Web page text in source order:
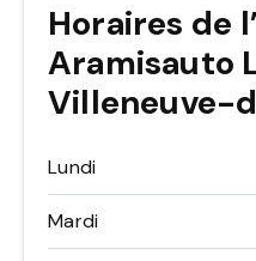
Horaires de
Aramisauto
Villeneuve-
Lundi
Mardi